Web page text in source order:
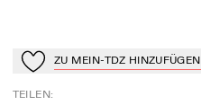
Zu Mein-TdZ hinzufügen
ZU MEIN-TDZ HINZUFÜGEN
TEILEN: